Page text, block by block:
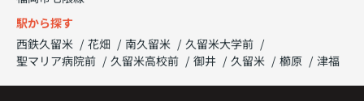
駅から探す
西鉄久留米
花畑 南久留米
久留米大学前
聖マリア病院前
久留米高校前 御井 久留米 櫛原 津福